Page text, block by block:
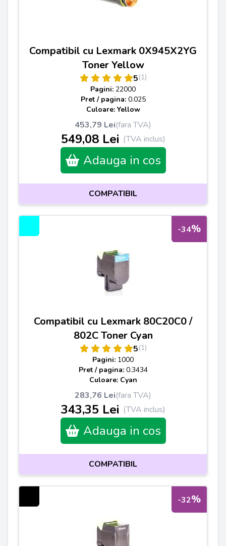
Compatibil cu Lexmark 0X945X2YG
Toner Yellow
5(1)
Pagini: 22000
Pret / pagina: 0.025
Culoare: Yellow
453,79 Lei(fara TVA)
549,08 Lei (TVA inclus)
Adauga in cos
COMPATIBIL
-34%
Compatibil cu Lexmark 80C20C0 /
802C Toner Cyan
5(1)
Pagini: 1000
Pret / pagina: 0.3434
Culoare: Cyan
283,76 Lei(fara TVA)
343,35 Lei (TVA inclus)
Adauga in cos
COMPATIBIL
-32%